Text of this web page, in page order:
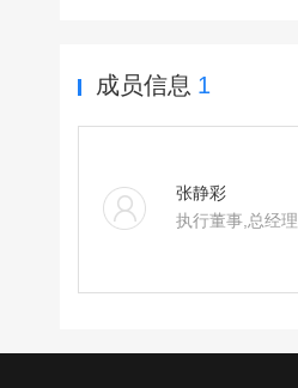
成员信息 1
张静彩
执行董事,总经理